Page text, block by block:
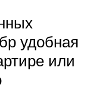
удобная
или